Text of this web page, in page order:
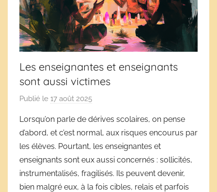
Les enseignantes et enseignants
sont aussi victimes
Publié le 17 août 2025
r
D
é
r
i
v
Lorsqu’on parle de dérives scolaires, on pense
d’abord, et c’est normal, aux risques encourus par
les élèves. Pourtant, les enseignantes et
enseignants sont eux aussi concernés : sollicités,
instrumentalisés, fragilisés. Ils peuvent devenir,
bien malgré eux, à la fois cibles, relais et parfois